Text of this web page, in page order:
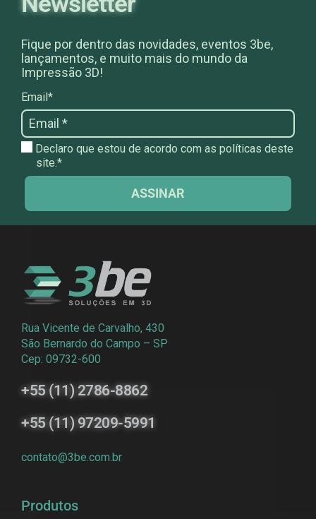
Fique por dentro das novidades, eventos 3be,
lançamentos, e muito mais do mundo da
Impressão 3D!
Email*
Declaro que estou de acordo com as políticas deste
site.*
ASSINAR
Rua Vicente de Carvalho, 430
São Bernardo do Campo – SP
Cep: 09732-600
+55 (11) 2786-8862
+55 (11) 97209-5991
contato@3be.com.br
Produtos